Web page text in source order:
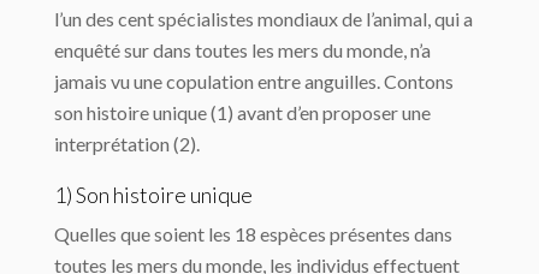
l’un des cent spécialistes mondiaux de l’animal, qui a
enquêté sur dans toutes les mers du monde, n’a
jamais vu une copulation entre anguilles. Contons
son histoire unique (1) avant d’en proposer une
interprétation (2).
1) Son histoire unique
Quelles que soient les 18 espèces présentes dans
toutes les mers du monde, les individus effectuent